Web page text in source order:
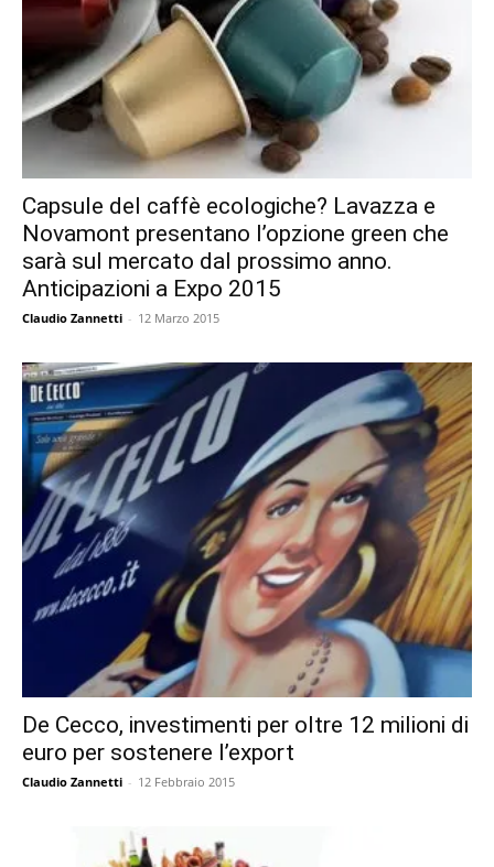
Capsule del caffè ecologiche? Lavazza e
Novamont presentano l’opzione green che
sarà sul mercato dal prossimo anno.
Anticipazioni a Expo 2015
Claudio Zannetti - 12 Marzo 2015
De Cecco, investimenti per oltre 12 milioni di
euro per sostenere l’export
Claudio Zannetti - 12 Febbraio 2015